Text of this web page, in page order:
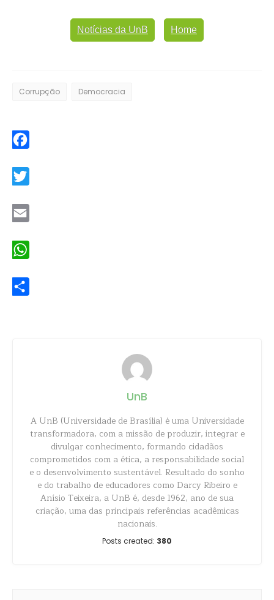
Notícias da UnB Home
Corrupção Democracia
UnB
A UnB (Universidade de Brasília) é uma Universidade
transformadora, com a missão de produzir, integrar e
divulgar conhecimento, formando cidadãos
comprometidos com a ética, a responsabilidade social
e o desenvolvimento sustentável. Resultado do sonho
e do trabalho de educadores como Darcy Ribeiro e
Anísio Teixeira, a UnB é, desde 1962, ano de sua
criação, uma das principais referências acadêmicas
nacionais.
Posts created: 380